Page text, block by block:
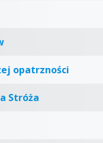
opatrzności
Stróża